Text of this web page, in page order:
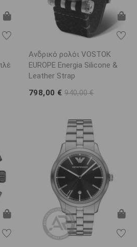
Ανδρικό ρολόι VOSTOK
EUROPE Energia Silicone &
Leather Strap
798,00 €940,00 €